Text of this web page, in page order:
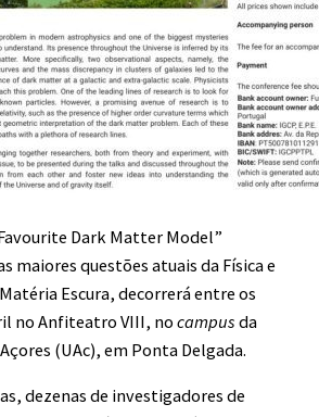
Dark Matter Model”
maiores questões atuais da Física e
Escura, decorrerá entre os
no Anfiteatro VIII, no campus da
(UAc), em Ponta Delgada.
dezenas de investigadores de